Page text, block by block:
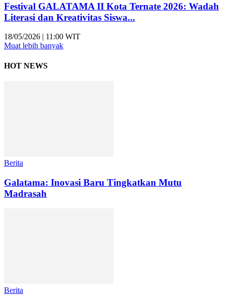
Festival GALATAMA II Kota Ternate 2026: Wadah
Literasi dan Kreativitas Siswa...
18/05/2026 | 11:00 WIT
Muat lebih banyak
HOT NEWS
Berita
Galatama: Inovasi Baru Tingkatkan Mutu
Madrasah
Berita